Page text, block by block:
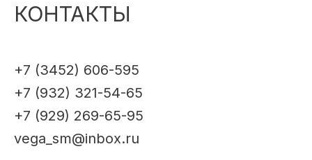
КОНТАКТЫ
+7 (3452) 606-595
+7 (932) 321-54-65
+7 (929) 269-65-95
vega_sm@inbox.ru